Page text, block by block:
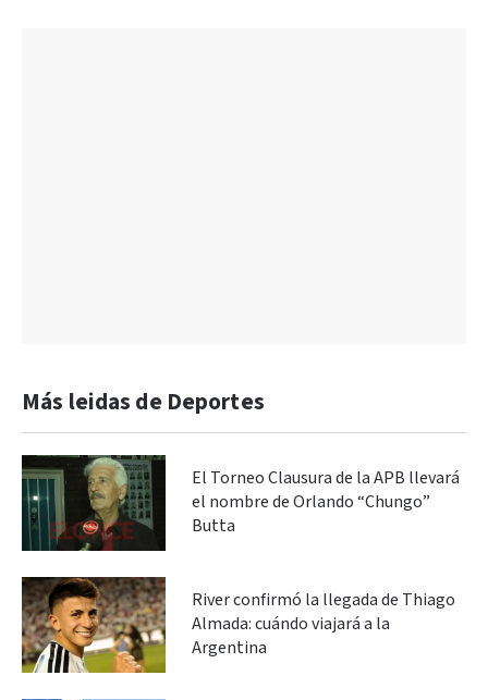
Más leidas de Deportes
El Torneo Clausura de la APB llevará
el nombre de Orlando “Chungo”
Butta
River confirmó la llegada de Thiago
Almada: cuándo viajará a la
Argentina